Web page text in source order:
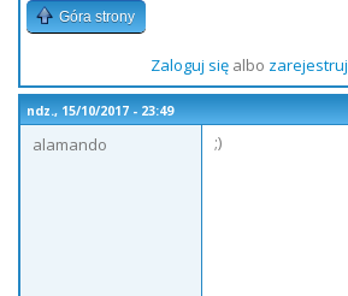
Góra strony
Zaloguj sięalbo zarejestruj
ndz., 15/10/2017 - 23:49
alamando
;)